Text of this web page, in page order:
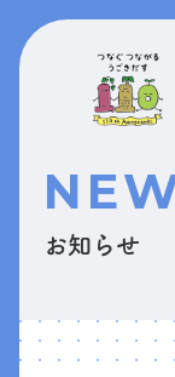
お知らせ